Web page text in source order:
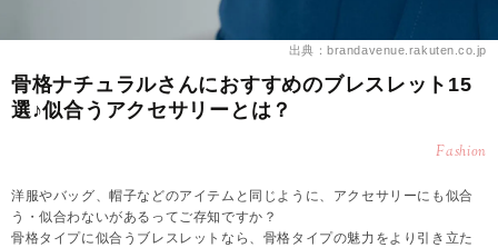
出典：brandavenue.rakuten.co.jp
骨格ナチュラルさんにおすすめのブレスレット15
選♪似合うアクセサリーとは？
Fashion
洋服やバッグ、帽子などのアイテムと同じように、アクセサリーにも似合
う・似合わないがあるってご存知ですか？
骨格タイプに似合うブレスレットなら、骨格タイプの魅力をより引き立た